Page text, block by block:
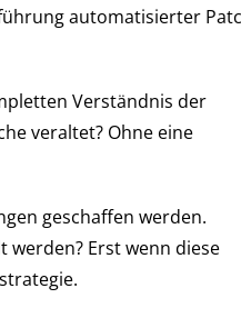
automatisierter
Verständnis der
veraltet? Ohne eine
geschaffen werden.
werden? Erst wenn diese